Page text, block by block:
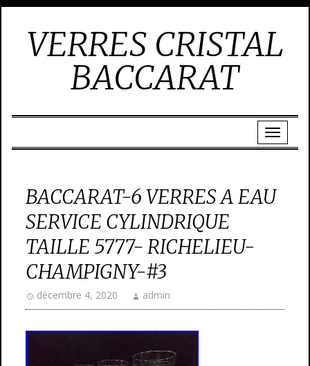
VERRES CRISTAL
BACCARAT
BACCARAT-6 VERRES A EAU
SERVICE CYLINDRIQUE
TAILLE 5777- RICHELIEU-
CHAMPIGNY-#3
décembre 4, 2020 admin